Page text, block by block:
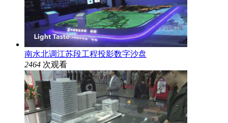
南水北调江苏段工程投影数字沙盘
2464 次观看